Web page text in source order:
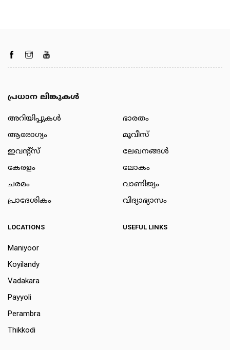
പ്രധാന ലിങ്കുകൾ
അറിയിപ്പുകള്‍
ആരോഗ്യം
ഇവന്റ്സ്
കേരളം
ചരമം
പ്രാദേശികം
ഭാരതം
മൂവീസ്
ലേഖനങ്ങള്‍
ലോകം
വാണിജ്യം
വിദ്യാഭ്യാസം
LOCATIONS
Maniyoor
Koyilandy
Vadakara
Payyoli
Perambra
Thikkodi
USEFUL LINKS